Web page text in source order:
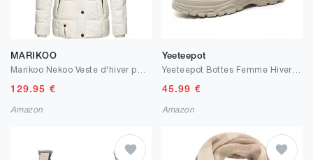
MARIKOO
129.95 €
Amazon
Yeeteepot
Yeeteepot Bottes Femme Hiver Fourrée Chaude Bottines Confortable Neige Chaussures Extérieur Antidérapant Bottes Lacet Courte Bottines
45.99 €
Amazon